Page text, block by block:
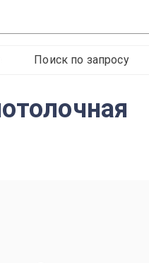
Поиск по запросу